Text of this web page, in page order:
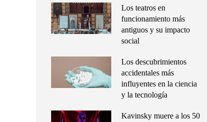
Los teatros en
funcionamiento más
antiguos y su impacto
social
Los descubrimientos
accidentales más
influyentes en la ciencia
y la tecnología
Kavinsky muere a los 50